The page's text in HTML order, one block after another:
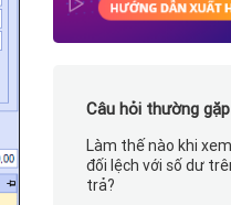
Câu hỏi thường gặp
Làm thế nào khi
đối lệch với số dư
trả?